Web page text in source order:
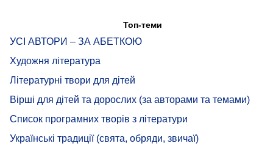
Топ-теми
УСІ АВТОРИ – ЗА АБЕТКОЮ
Художня література
Літературні твори для дітей
Вірші для дітей та дорослих (за авторами та темами)
Список програмних творів з літератури
Українські традиції (свята, обряди, звичаї)